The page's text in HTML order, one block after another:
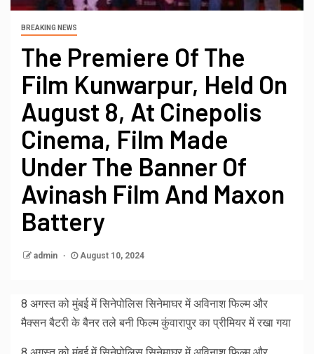
BREAKING NEWS
The Premiere Of The
Film Kunwarpur, Held On
August 8, At Cinepolis
Cinema, Film Made
Under The Banner Of
Avinash Film And Maxon
Battery
admin August 10, 2024
8 अगस्त को मुंबई में सिनेपोलिस सिनेमाघर में अविनाश फिल्म और
मैक्सन बैटरी के बैनर तले बनी फिल्म कुंवारापुर का प्रीमियर में रखा गया